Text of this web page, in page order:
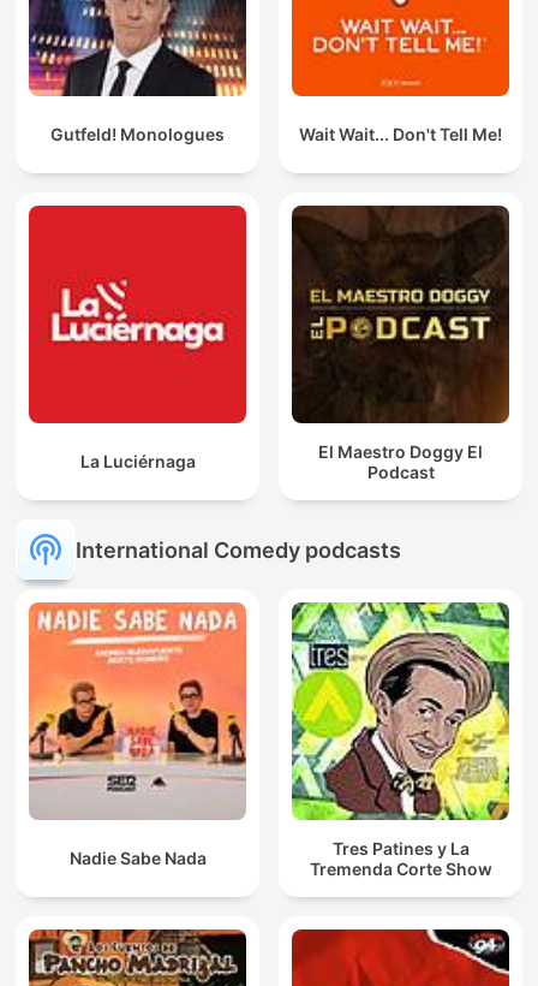
Gutfeld! Monologues Wait Wait... Don't Tell Me!
La Luciérnaga
El Maestro Doggy El
Podcast
International Comedy podcasts
Nadie Sabe Nada
Tres Patines y La
Tremenda Corte Show